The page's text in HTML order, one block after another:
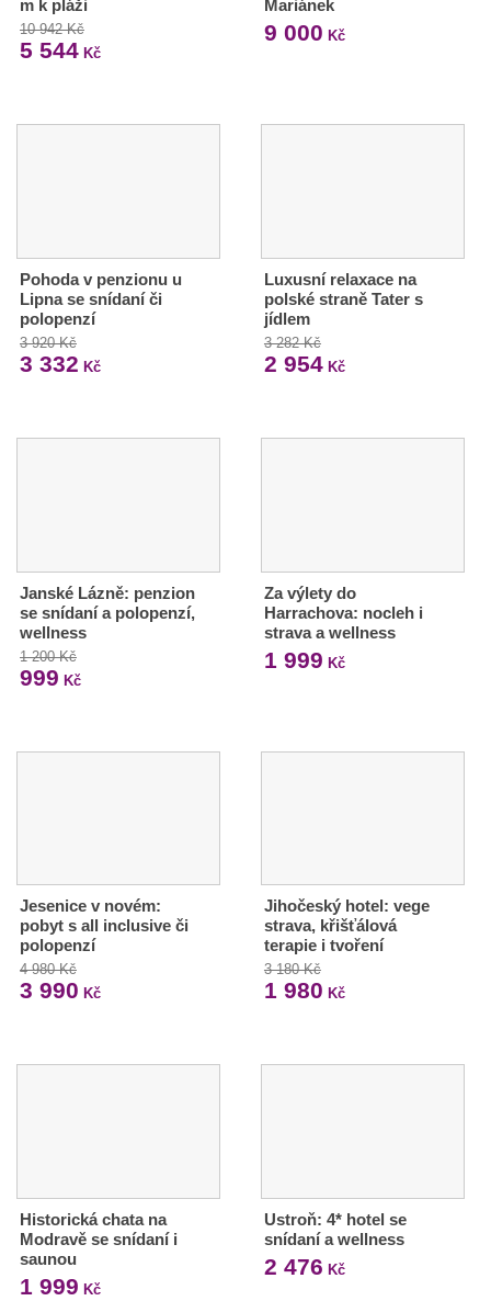
m k pláži
10 942 Kč
5 544 Kč
Mariánek
9 000 Kč
Pohoda v penzionu u
Lipna se snídaní či
polopenzí
3 920 Kč
3 332 Kč
Luxusní relaxace na
polské straně Tater s
jídlem
3 282 Kč
2 954Kč
Janské Lázně: penzion
se snídaní a polopenzí,
wellness
1 200 Kč
999 Kč
Za výlety do
Harrachova: nocleh i
strava a wellness
1 999 Kč
Jesenice v novém:
pobyt s all inclusive či
polopenzí
4 980 Kč
3 990 Kč
Jihočeský hotel: vege
strava, křišťálová
terapie i tvoření
3 180 Kč
1 980 Kč
Historická chata na
Modravě se snídaní i
saunou
1 999 Kč
Ustroň: 4* hotel se
snídaní a wellness
2 476 Kč